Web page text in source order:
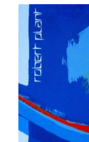
Ajouter au